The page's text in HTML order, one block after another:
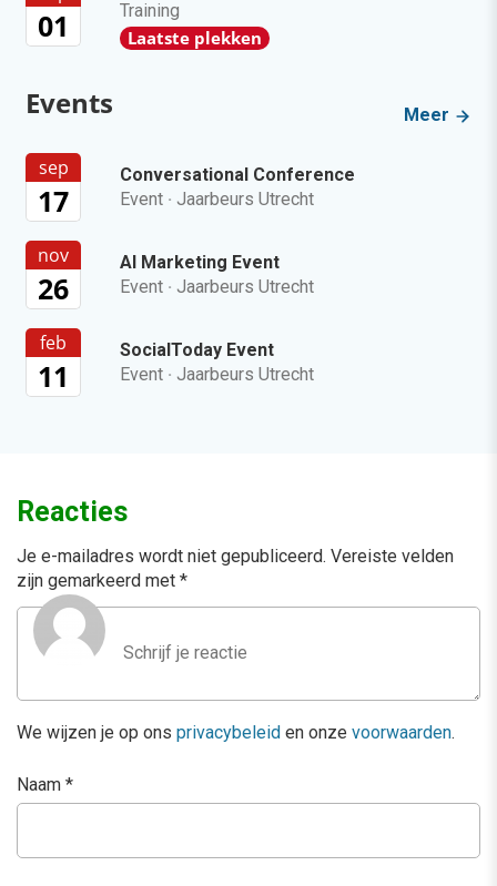
01 Training
Laatste plekken
Events Meer
sep
17
Conversational Conference
Event · Jaarbeurs Utrecht
nov
26
AI Marketing Event
Event · Jaarbeurs Utrecht
feb
11
SocialToday Event
Event · Jaarbeurs Utrecht
Reacties
Je e-mailadres wordt niet gepubliceerd. Vereiste velden
zijn gemarkeerd met *
We wijzen je op ons privacybeleid en onze voorwaarden.
Naam *